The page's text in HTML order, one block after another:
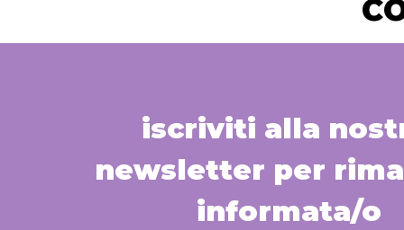
iscriviti alla
newsletter per
informata/o